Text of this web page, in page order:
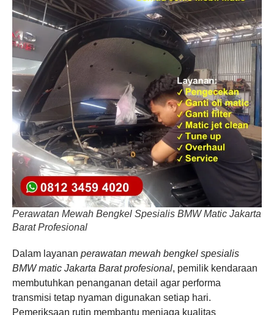
Perawatan Mewah Bengkel Spesialis BMW Matic Jakarta
Barat Profesional
Dalam layanan perawatan mewah bengkel spesialis
BMW matic Jakarta Barat profesional, pemilik kendaraan
membutuhkan penanganan detail agar performa
transmisi tetap nyaman digunakan setiap hari.
Pemeriksaan rutin membantu menjaga kualitas